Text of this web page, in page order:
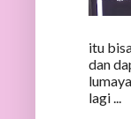
itu
dan
lagi ...